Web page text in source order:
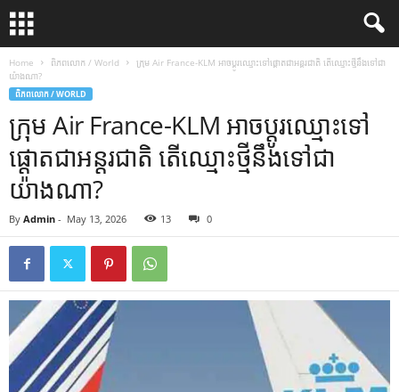
Home ពិភពលោក / World
ក្រុម Air France-KLM អាច​ប្តូរ​ឈ្មោះ​ទៅ​ផ្តោត​ជា​អន្តរជាតិ តើ​ឈ្មោះ​ថ្មី​នឹង​ទៅជា​
យ៉ាងណា?
ពិភពលោក / WORLD
ក្រុម Air France-KLM អាច​ប្តូរ​ឈ្មោះ​ទៅ​
ផ្តោត​ជា​អន្តរជាតិ តើ​ឈ្មោះ​ថ្មី​នឹង​ទៅជា​
យ៉ាងណា?
By Admin - May 13, 2026 13 0